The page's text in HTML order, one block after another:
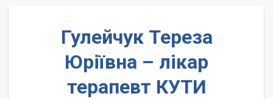
Гулейчук Тереза
Юріївна – лікар
терапевт КУТИ